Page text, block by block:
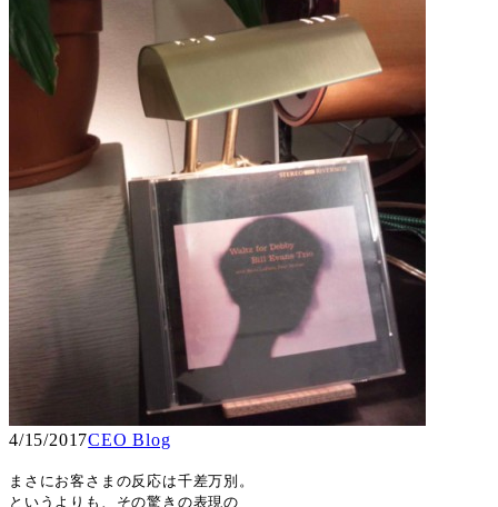
4/15/2017CEO Blog
まさにお客さまの反応は千差万別。
というよりも、その驚きの表現の